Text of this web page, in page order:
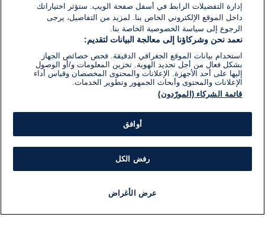
إدارة التفضيلات الرابط في أسفل صفحة الويب. ستؤثر اختياراتك
داخل الموقع الإلكتروني الخاص بنا. لمزيد من التفاصيل، يرجى
الرجوع إلى سياسة الخصوصية الخاصة بنا.
نعمد نحن وشركاؤنا إلى معالجة البيانات لتقديم:
استخدام بيانات الموقع الجغرافي الدقيقة. فحص خصائص الجهاز
بشكل فعال من أجل تحديد الهوية. تخزين المعلومات و/أو الوصول
إليها على أحد الأجهزة. الإعلانات والمحتوى المخصصان وقياس أداء
الإعلانات والمحتوى وأبحاث الجمهور وتطوير الخدمات.
قائمة الشركاء (المورّدون)
أوافق
رفض الكل
عرض الأغراض